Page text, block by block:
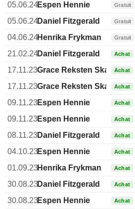
05.06.24Espen Hennie Gratuit
05.06.24Daniel Fitzgerald Gratuit
04.06.24Henrika Frykman Gratuit
21.02.24Daniel Fitzgerald Achat
17.11.23Grace Reksten Skaugen
Achat
17.11.23Grace Reksten Skaugen
Achat
09.11.23Espen Hennie Achat
09.11.23Espen Hennie Achat
08.11.23Daniel Fitzgerald Achat
04.10.23Espen Hennie Achat
01.09.23Henrika Frykman Achat
30.08.23Daniel Fitzgerald Achat
30.08.23Espen Hennie Achat